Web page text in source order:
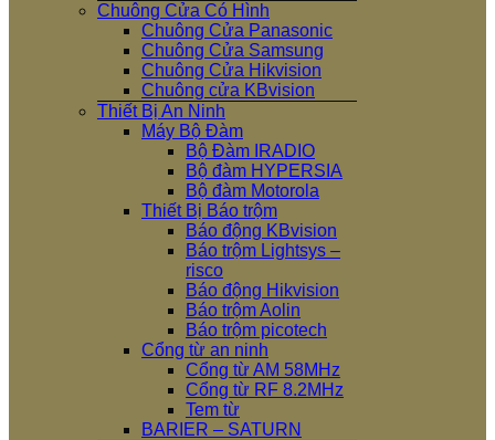
Chuông Cửa Có Hình
Chuông Cửa Panasonic
Chuông Cửa Samsung
Chuông Cửa Hikvision
Chuông cửa KBvision
Thiết Bị An Ninh
Máy Bộ Đàm
Bộ Đàm IRADIO
Bộ đàm HYPERSIA
Bộ đàm Motorola
Thiết Bị Báo trộm
Báo động KBvision
Báo trộm Lightsys –
risco
Báo động Hikvision
Báo trộm Aolin
Báo trộm picotech
Cổng từ an ninh
Cổng từ AM 58MHz
Cổng từ RF 8.2MHz
Tem từ
BARIER – SATURN